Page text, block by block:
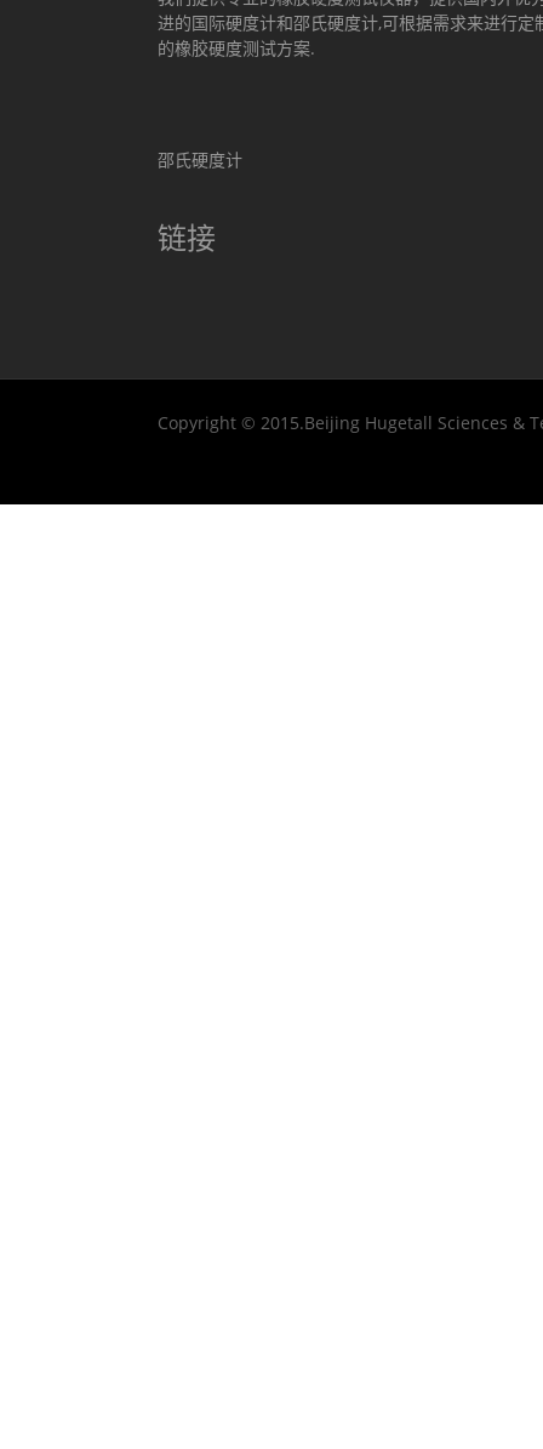
进的国际硬度计和邵氏硬度计,可根据需求来进行定
的橡胶硬度测试方案.
邵氏硬度计
链接
Copyright © 2015.Beijing Hugetall Sciences